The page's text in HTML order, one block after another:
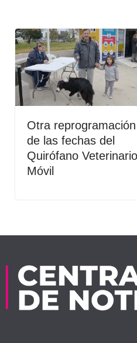
Otra reprogramación
de las fechas del
Quirófano Veterinario
Móvil